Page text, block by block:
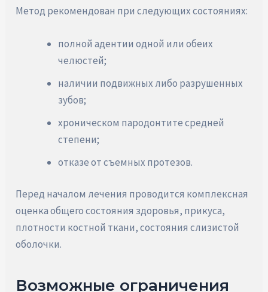
Метод рекомендован при следующих состояниях:
полной адентии одной или обеих
челюстей;
наличии подвижных либо разрушенных
зубов;
хроническом пародонтите средней
степени;
отказе от съемных протезов.
Перед началом лечения проводится комплексная
оценка общего состояния здоровья, прикуса,
плотности костной ткани, состояния слизистой
оболочки.
Возможные ограничения